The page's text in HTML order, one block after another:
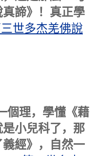
諦》！真正學
世多杰羌佛說
個理，學懂《藉
小兒科了，那
經》，自然一